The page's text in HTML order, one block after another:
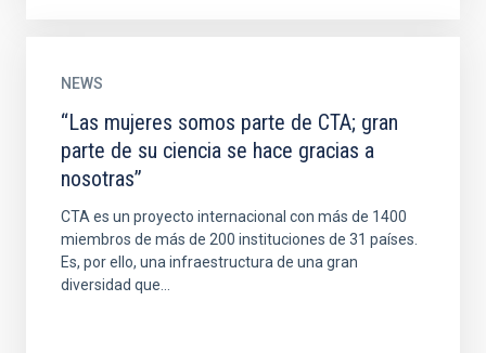
NEWS
“Las mujeres somos parte de CTA; gran
parte de su ciencia se hace gracias a
nosotras”
CTA es un proyecto internacional con más de 1400
miembros de más de 200 instituciones de 31 países.
Es, por ello, una infraestructura de una gran
diversidad que...